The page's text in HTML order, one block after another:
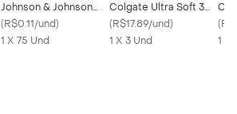
Johnson & Johnson
Cotonetes 75
unidades
(R$0.11/und)
1 X 75 Und
Colgate Ultra Soft 3
unidades
(R$17.89/und)
1 X 3 Und
(
1 X